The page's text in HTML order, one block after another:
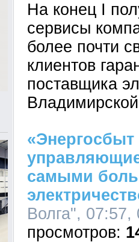
На конец I
сервисы
более почти
клиентов
поставщика
«Энергосбыт
самыми
Волга",